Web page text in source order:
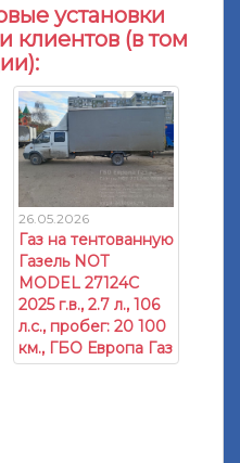
установки
клиентов (в том
26.05.2026
Газ на тентованную
Газель NOT
MODEL 27124C
2025 г.в., 2.7 л., 106
л.с., пробег: 20 100
км., ГБО Европа Газ